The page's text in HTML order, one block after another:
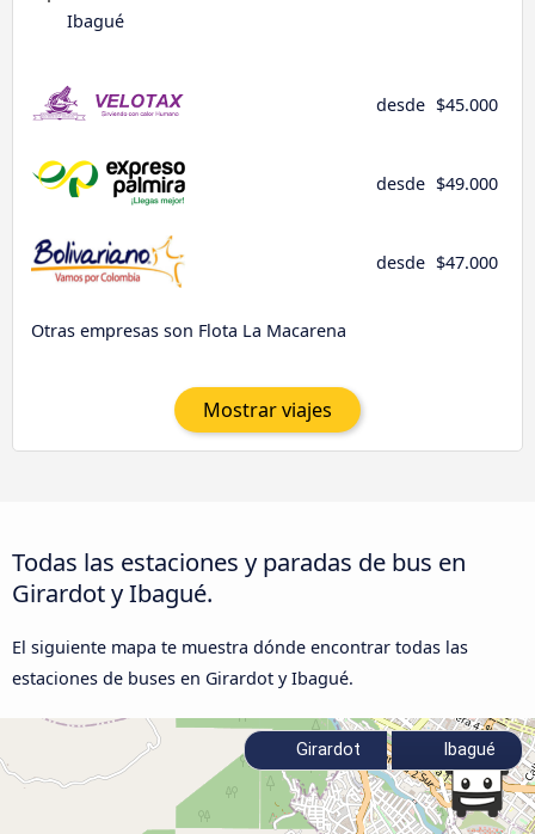
Ibagué
desde $45.000
desde $49.000
desde $47.000
Otras empresas son Flota La Macarena
Mostrar viajes
Todas las estaciones y paradas de bus en
Girardot y Ibagué.
El siguiente mapa te muestra dónde encontrar todas las
estaciones de buses en Girardot y Ibagué.
Girardot Ibagué